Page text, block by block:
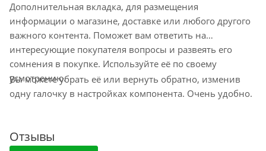
наличия на ближайшем складе.
Минимальный срок доставки – 1-2
рабочих дня. Срок ожидания заказа в
пункте самовывоза до 10 дней
Остались вопросы по доставке
напишите нам?
Дополнительная вкладка, для размещения
информации о магазине, доставке или любого другого
важного контента. Поможет вам ответить на
интересующие покупателя вопросы и развеять его
сомнения в покупке. Используйте её по своему
усмотрению.
Вы можете убрать её или вернуть обратно, изменив
одну галочку в настройках компонента. Очень удобно.
Отзывы